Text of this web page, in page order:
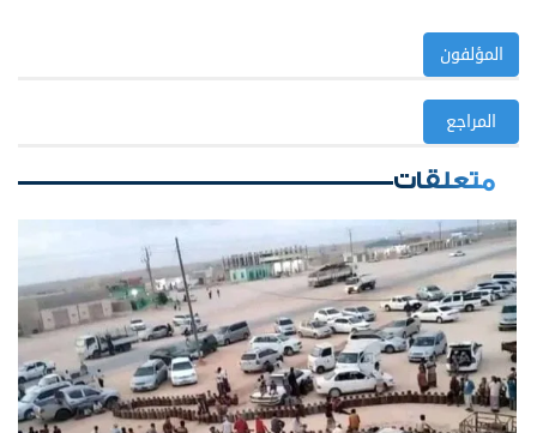
المؤلفون
المراجع
متعلقات